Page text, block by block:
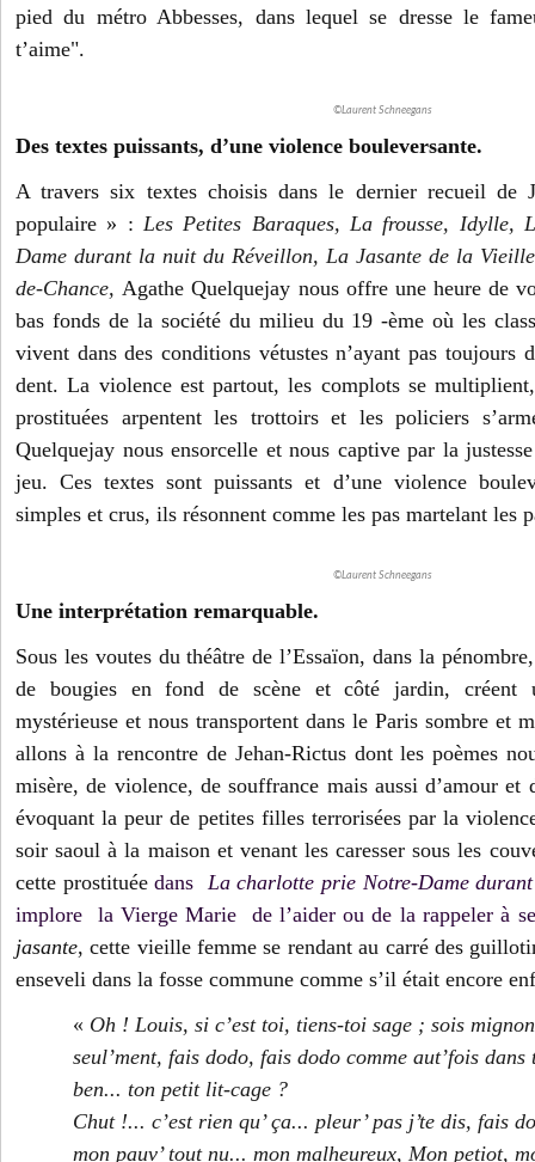
pied du métro Abbesses, dans lequel se dresse le
t’aime".
©Laurent Schneegans
Des textes puissants, d’une violence bouleversante.
A travers six textes choisis dans le dernier recueil de
populaire » : Les Petites Baraques, La frousse, Idylle,
Dame durant la nuit du Réveillon, La Jasante de la
de-Chance,Agathe Quelquejay nous offre une heure de
bas fonds de la société du milieu du 19 -ème où les
vivent dans des conditions vétustes n’ayant pas toujours
dent. La violence est partout, les complots se
prostituées arpentent les trottoirs et les policiers
Quelquejay nous ensorcelle et nous captive par la
jeu. Ces textes sont puissants et d’une violence
simples et crus, ils résonnent comme les pas martelant les
©Laurent Schneegans
Une interprétation remarquable.
Sous les voutes du théâtre de l’Essaïon, dans la
de bougies en fond de scène et côté jardin, créent
mystérieuse et nous transportent dans le Paris sombre et
allons à la rencontre de Jehan-Rictus dont les poèmes
misère, de violence, de souffrance mais aussi d’amour et
évoquant la peur de petites filles terrorisées par la
soir saoul à la maison et venant les caresser sous les
cette prostituéedans La charlotte prie Notre-Dame
implore la Vierge Marie de l’aider ou de la rappeler à
jasante, cette vieille femme se rendant au carré des
enseveli dans la fosse commune comme s’il était encore
« Oh ! Louis, si c’est toi, tiens-toi sage ; sois
seul’ment, fais dodo, fais dodo comme aut’fois
ben... ton petit lit-cage ?
Chut !... c’est rien qu’ ça... pleur’ pas j’te dis, fais
mon pauv’ tout nu... mon malheureux, Mon petiot,